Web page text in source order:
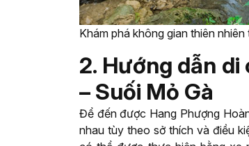
Khám phá không gian thiên
2. Hướng dẫn
– Suối Mỏ Gà
Để đến được Hang Phượng
nhau tùy theo sở thích và điều